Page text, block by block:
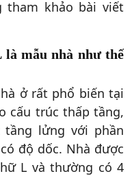
tham khảo bài viết
là mẫu nhà như thế
ở rất phổ biến tại
cấu trúc thấp tầng,
lửng với phần
độ dốc. Nhà được
L và thường có 4